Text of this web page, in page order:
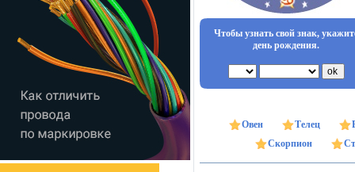
Чтобы узнать свой знак,
день рождения.
Овен Телец
Скорпион